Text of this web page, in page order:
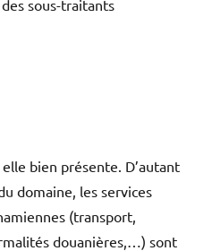
sous-traitants
bien présente. D’autant
domaine, les services
(transport,
douanières,…) sont